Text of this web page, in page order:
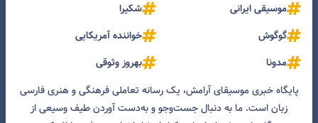
موسیقی ایرانی
شکیرا
گوگوش
خواننده آمریکایی
مدونا
بهروز وثوقی
پایگاه خبری موسیقای آرامش، یک رسانه تعاملی فرهنگی و هنری فارسی
زبان است. ما به دنبال جست‌و‌جو و به‌دست آوردن طیف وسیعی از